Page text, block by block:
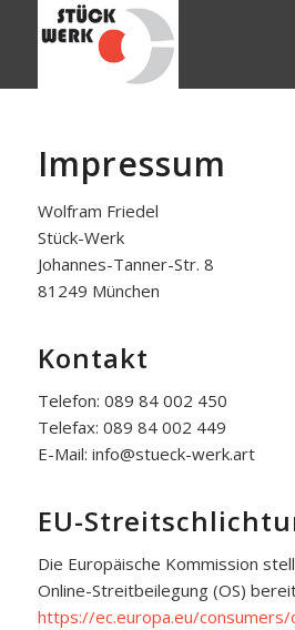
Impressum
Wolfram Friedel
Stück-Werk
Johannes-Tanner-Str. 8
81249 München
Kontakt
Telefon: 089 84 002 450
Telefax: 089 84 002 449
E-Mail: info@stueck-werk.art
EU-
Die Europäische Kommission
Online-Streitbeilegung (OS)
https://ec.europa.eu/